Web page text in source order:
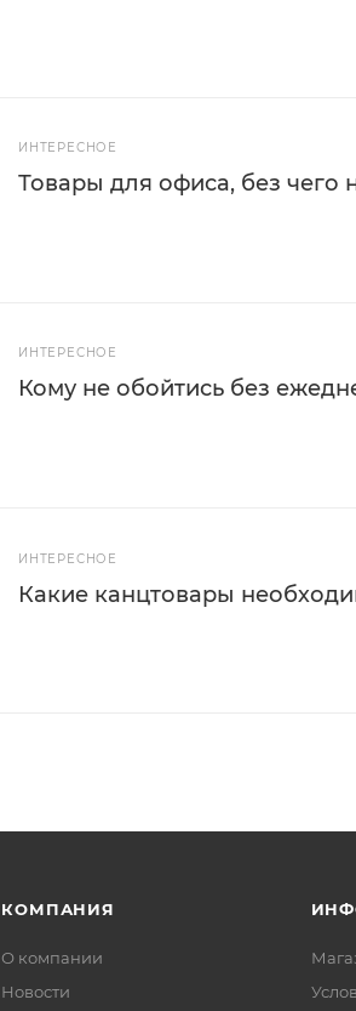
ИНТЕРЕСНОЕ
Товары для офиса, без чего
ИНТЕРЕСНОЕ
Кому не обойтись без
ИНТЕРЕСНОЕ
Какие канцтовары
КОМПАНИЯ
О компании
Новости